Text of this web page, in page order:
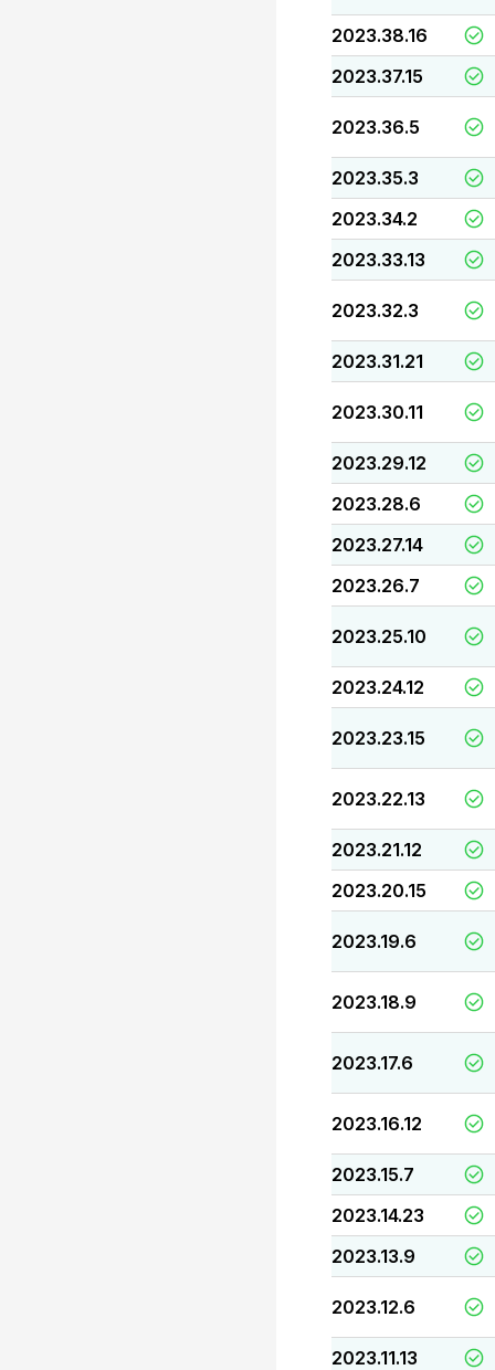
2023.38.16
2023.37.15
2023.36.5
2023.35.3
2023.34.2
2023.33.13
2023.32.3
2023.31.21
2023.30.11
2023.29.12
2023.28.6
2023.27.14
2023.26.7
2023.25.10
2023.24.12
2023.23.15
2023.22.13
2023.21.12
2023.20.15
2023.19.6
2023.18.9
2023.17.6
2023.16.12
2023.15.7
2023.14.23
2023.13.9
2023.12.6
2023.11.13